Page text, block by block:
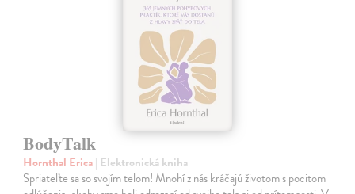
BodyTalk
Hornthal Erica| Elektronická kniha
Spriateľte sa so svojím telom! Mnohí z nás kráčajú životom s pocitom